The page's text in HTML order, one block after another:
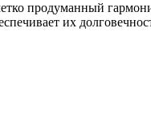
продуманный
их